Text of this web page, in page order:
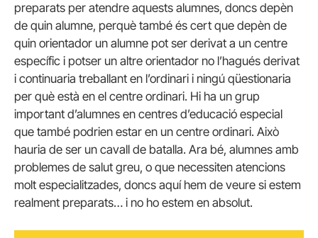
preparats per atendre aquests alumnes, doncs depèn
de quin alumne, perquè també és cert que depèn de
quin orientador un alumne pot ser derivat a un centre
específic i potser un altre orientador no l’hagués derivat
i continuaria treballant en l’ordinari i ningú qüestionaria
per què està en el centre ordinari. Hi ha un grup
important d’alumnes en centres d’educació especial
que també podrien estar en un centre ordinari. Això
hauria de ser un cavall de batalla. Ara bé, alumnes amb
problemes de salut greu, o que necessiten atencions
molt especialitzades, doncs aquí hem de veure si estem
realment preparats… i no ho estem en absolut.